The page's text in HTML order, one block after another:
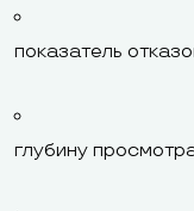
показатель
глубину